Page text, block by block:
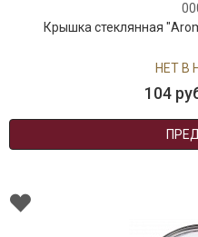
Крышка стеклянная
НЕТ В
104